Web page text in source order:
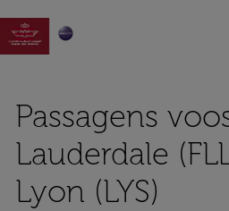

Passagens
Lauderdale
Lyon (LYS)